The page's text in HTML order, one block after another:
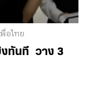
อไทย
งทันที วาง 3